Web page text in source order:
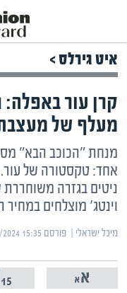
איט גירלס >
קרן עור באפלה:
מעלף של
מנחת "הכוכב הבא"
אחד: טקסטורה של
ניטים בגזרה משוחררת
וינטג' מוצלחים במחיר
מיכל ישראלי | ‏פורסם ‎27/11/2024 15:35
15